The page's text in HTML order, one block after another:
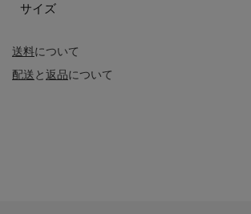
送料について
配送と返品について
サイズ